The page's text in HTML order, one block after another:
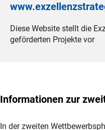
Diese Website stellt die
geförderten Projekte vor
Informationen zur
In der zweiten